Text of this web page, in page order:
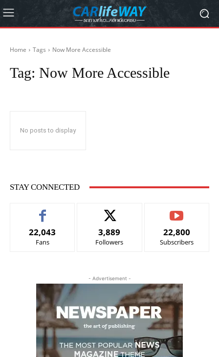
Home Tags Now More Accessible
Tag: Now More Accessible
No posts to display
STAY CONNECTED
22,043
Fans
3,889
Followers
22,800
Subscribers
- Advertisement -